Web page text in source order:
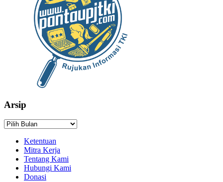
Arsip
Arsip
Ketentuan
Mitra Kerja
Tentang Kami
Hubungi Kami
Donasi